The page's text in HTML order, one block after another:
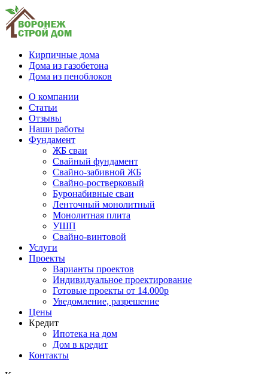
Кирпичные дома
Дома из газобетона
Дома из пеноблоков
О компании
Статьи
Отзывы
Наши работы
Фундамент
ЖБ сваи
Свайный фундамент
Свайно-забивной ЖБ
Свайно-ростверковый
Буронабивные сваи
Ленточный монолитный
Монолитная плита
УШП
Свайно-винтовой
Услуги
Проекты
Варианты проектов
Индивидуальное проектирование
Готовые проекты от 14.000р
Уведомление, разрешение
Цены
Кредит
Ипотека на дом
Дом в кредит
Контакты